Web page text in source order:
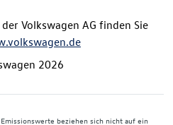
Volkswagen AG finden Sie
2026
beziehen sich nicht auf ein